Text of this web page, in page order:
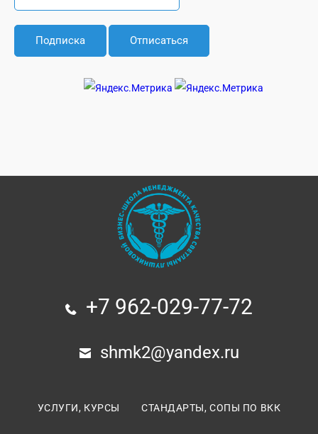
+7 962-029-77-72
shmk2@yandex.ru
УСЛУГИ, КУРСЫ СТАНДАРТЫ, СОПЫ ПО ВКК